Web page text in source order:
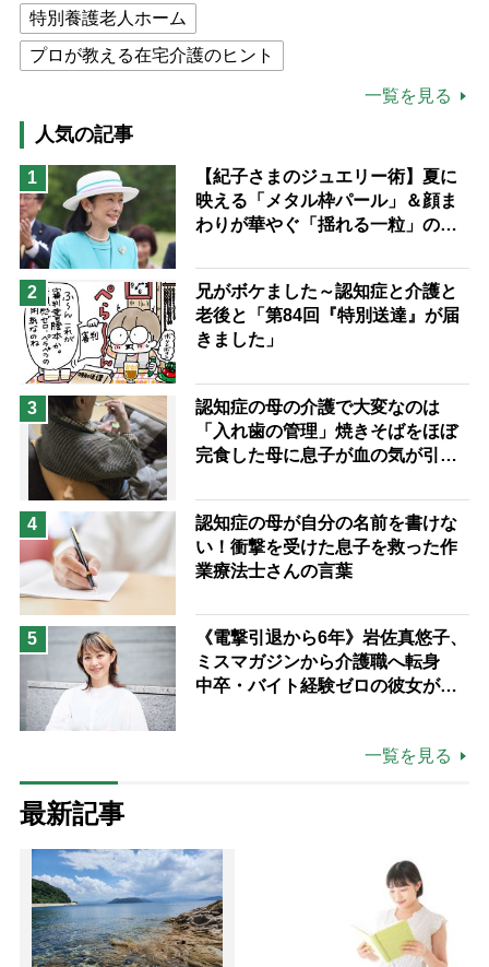
特別養護老人ホーム
プロが教える在宅介護のヒント
高木ブー
ケアマネジャー
猫が母になつきません
息子の遠距離介護サバイバル術
兄がボケました
予防法
一覧を見る
人気の記事
1
【紀子さまのジュエリー術】夏に
映える「メタル枠パール」＆顔ま
わりが華やぐ「揺れる一粒」の使
2
兄がボケました～認知症と介護と
老後と「第84回『特別送達』が届
きました」
3
認知症の母の介護で大変なのは
「入れ歯の管理」焼きそばをほぼ
完食した母に息子が血の気が引い
4
認知症の母が自分の名前を書けな
い！衝撃を受けた息子を救った作
業療法士さんの言葉
5
《電撃引退から6年》岩佐真悠子、
ミスマガジンから介護職へ転身
中卒・バイト経験ゼロの彼女が見
一覧を見る
最新記事